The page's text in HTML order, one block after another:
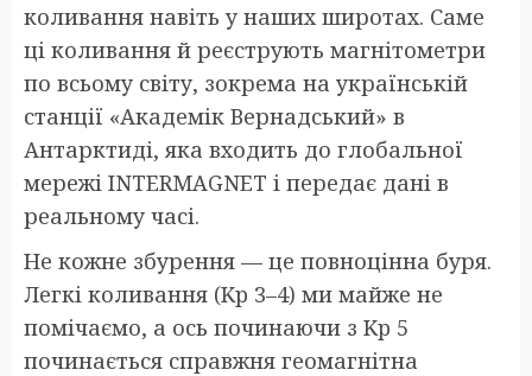
коливання навіть у наших широтах. Саме
ці коливання й реєструють магнітометри
по всьому світу, зокрема на українській
станції «Академік Вернадський» в
Антарктиді, яка входить до глобальної
мережі INTERMAGNET і передає дані в
реальному часі.
Не кожне збурення — це повноцінна буря.
Легкі коливання (Kp 3–4) ми майже не
помічаємо, а ось починаючи з Kp 5
починається справжня геомагнітна